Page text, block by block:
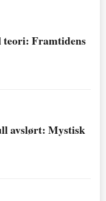
teori: Framtidens
avslørt: Mystisk